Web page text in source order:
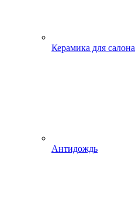
Керамика для салона
Антидождь